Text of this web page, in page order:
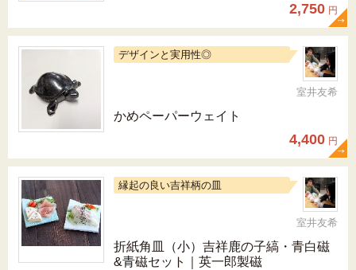
2,750 円
デザインと実用性◎
室井友希
かめペーパーウェイト
4,400 円
縁起の良い吉祥柄の皿
室井友希
折紙角皿（小）吉祥鹿の子縞・青白磁
&青磁セット｜英一郎製磁